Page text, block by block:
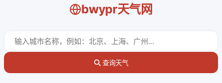
bwypr天气网
查询天气